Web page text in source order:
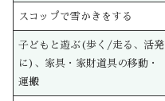
スコップで雪かきをする
子どもと遊ぶ(歩く/走る、活発
に)、家具・家財道具の移動・
運搬